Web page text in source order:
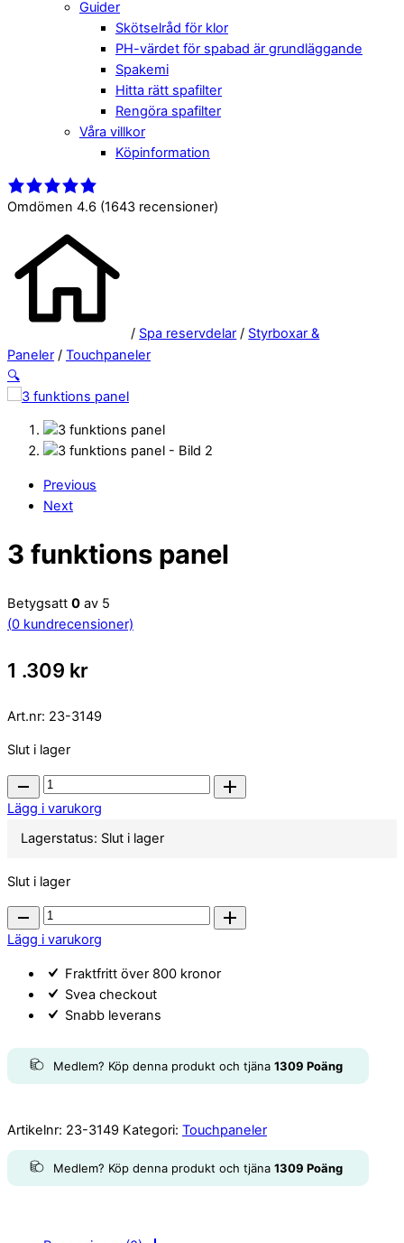
Guider
Skötselråd för klor
PH-värdet för spabad är grundläggande
Spakemi
Hitta rätt spafilter
Rengöra spafilter
Våra villkor
Köpinformation
Close
Menu
Menu
Omdömen 4.6 (1643 recensioner)
/ Spa reservdelar / Styrboxar &
Paneler / Touchpaneler
🔍
Previous
Next
3 funktions panel
Betygsatt 0 av 5
(0 kundrecensioner)
1 .309 kr
Art.nr: 23-3149
Slut i lager
3
funktions
quantity
Lägg i varukorg
Lagerstatus: Slut i lager
Slut i lager
3
funktions
quantity
Lägg i varukorg
Fraktfritt över 800 kronor
Svea checkout
Snabb leverans
Medlem? Köp denna produkt och tjäna 1309 Poäng
Artikelnr: 23-3149 Kategori: Touchpaneler
Medlem? Köp denna produkt och tjäna 1309 Poäng